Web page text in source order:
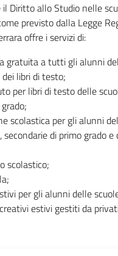
il Diritto allo Studio nelle
previsto dalla Legge
offre i servizi di:
gratuita a tutti gli alunni
libri di testo;
per libri di testo delle
scolastica per gli alunni
secondarie di primo grado e
scolastico;
per gli alunni delle
estivi gestiti da